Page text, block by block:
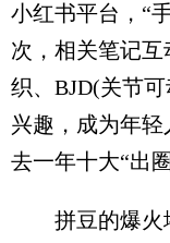
小红书平台，“
次，相关笔记
织、BJD(关节
兴趣，成为年轻
去一年十大“出
拼豆的爆火